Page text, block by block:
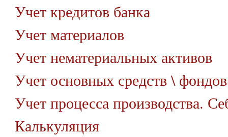
Учет кредитов банка
Учет материалов
Учет нематериальных активов
Учет основных средств \ фондов
Учет процесса производства.
Калькуляция